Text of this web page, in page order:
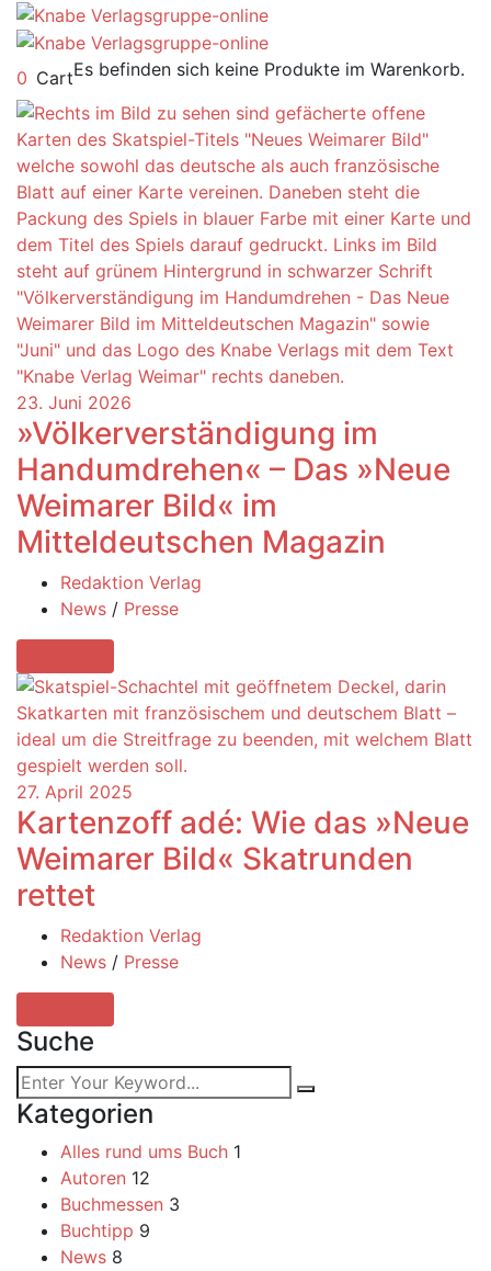
0 CartEs befinden sich keine Produkte im Warenkorb.
23. Juni 2026
»Völkerverständigung im
Handumdrehen« – Das »Neue
Weimarer Bild« im
Mitteldeutschen Magazin
Redaktion Verlag
News / Presse
27. April 2025
Kartenzoff adé: Wie das »Neue
Weimarer Bild« Skatrunden
rettet
Redaktion Verlag
News / Presse
Suche
Kategorien
Alles rund ums Buch 1
Autoren 12
Buchmessen 3
Buchtipp 9
News 8